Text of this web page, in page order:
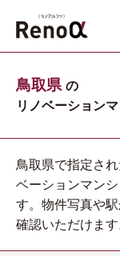
鳥取県 の
リノベーション
鳥取県で指定さ
ベーションマン
す。物件写真や
確認いただけます